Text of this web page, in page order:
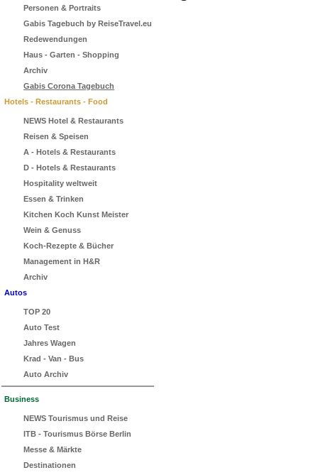
Personen & Portraits
Gabis Tagebuch by ReiseTravel.eu
Redewendungen
Haus - Garten - Shopping
Archiv
Gabis Corona Tagebuch
Hotels - Restaurants - Food
NEWS Hotel & Restaurants
Reisen & Speisen
A - Hotels & Restaurants
D - Hotels & Restaurants
Hospitality weltweit
Essen & Trinken
Kitchen Koch Kunst Meister
Wein & Genuss
Koch-Rezepte & Bücher
Management in H&R
Archiv
Autos
TOP 20
Auto Test
Jahres Wagen
Krad - Van - Bus
Auto Archiv
Business
NEWS Tourismus und Reise
ITB - Tourismus Börse Berlin
Messe & Märkte
Destinationen